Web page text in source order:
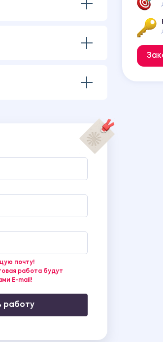
Е.Л. Пчелкина).
почту!
работа будут
E-mail!
работу